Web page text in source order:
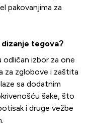
pakovanjima za
tegova?
izbor za one
za zglobove i zaštita
sa dodatnim
šake, što
i druge vežbe